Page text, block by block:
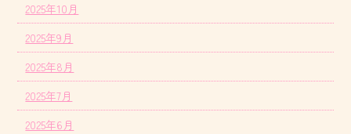
2025年10月
2025年9月
2025年8月
2025年7月
2025年6月